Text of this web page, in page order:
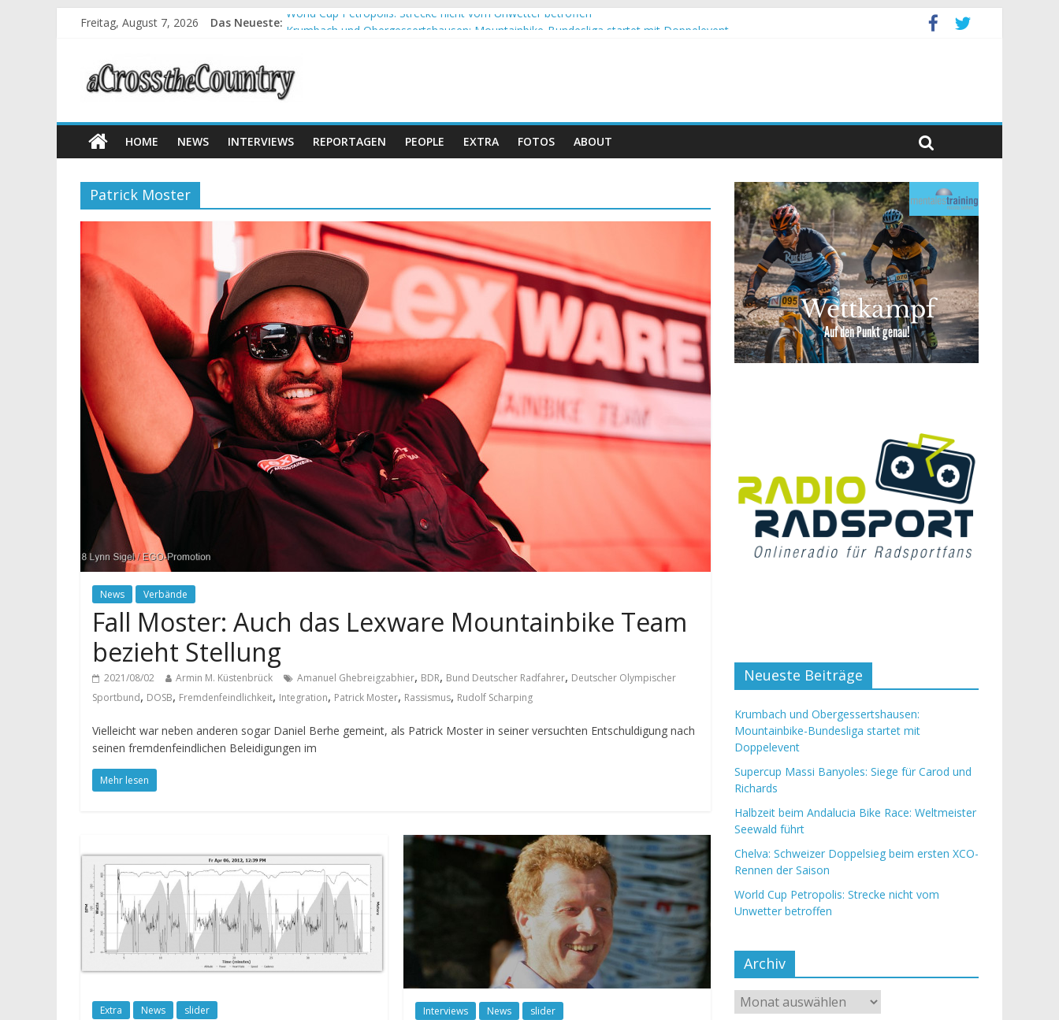
Freitag, August 7, 2026 Das Neueste: World Cup Petropolis: Strecke nicht vom Unwetter betroffen
Halbzeit beim Andalucia Bike Race: Weltmeister Seewald führt
Chelva: Schweizer Doppelsieg beim ersten XCO-Rennen der Saison
HOME NEWS INTERVIEWS REPORTAGEN PEOPLE EXTRA FOTOS ABOUT
Patrick Moster
News Verbände
Fall Moster: Auch das Lexware Mountainbike Team
bezieht Stellung
2021/08/02 Armin M. Küstenbrück Amanuel Ghebreigzabhier, BDR, Bund Deutscher Radfahrer, Deutscher Olympischer
Sportbund, DOSB, Fremdenfeindlichkeit, Integration, Patrick Moster, Rassismus, Rudolf Scharping
Vielleicht war neben anderen sogar Daniel Berhe gemeint, als Patrick Moster in seiner versuchten Entschuldigung nach
seinen fremdenfeindlichen Beleidigungen im
Mehr lesen
Extra News slider Interviews News slider
Neueste Beiträge
Krumbach und Obergessertshausen:
Mountainbike-Bundesliga startet mit
Doppelevent
Supercup Massi Banyoles: Siege für Carod und
Richards
Halbzeit beim Andalucia Bike Race: Weltmeister
Seewald führt
Chelva: Schweizer Doppelsieg beim ersten XCO-
Rennen der Saison
World Cup Petropolis: Strecke nicht vom
Unwetter betroffen
Archiv